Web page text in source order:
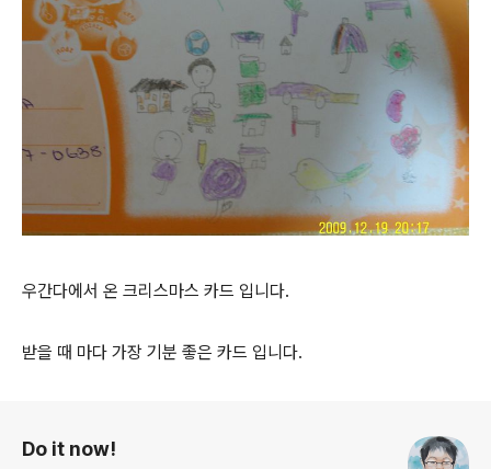
우간다에서 온 크리스마스 카드 입니다.
받을 때 마다 가장 기분 좋은 카드 입니다.
Do it now!